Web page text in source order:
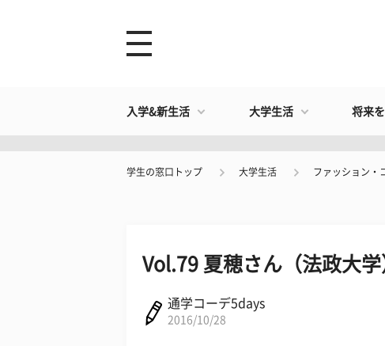
入学&新生活 大学生活 将来
学生の窓口トップ 大学生活 ファッション・
Vol.79 夏穂さん（法政大
通学コーデ5days
2016/10/28